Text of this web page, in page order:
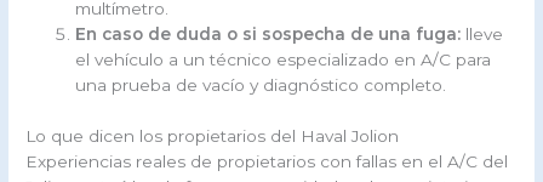
multímetro.
En caso de duda o si sospecha de una fuga: lleve
el vehículo a un técnico especializado en A/C para
una prueba de vacío y diagnóstico completo.
Lo que dicen los propietarios del Haval Jolion
Experiencias reales de propietarios con fallas en el A/C del